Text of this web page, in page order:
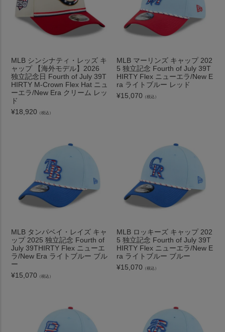
MLB シンシナティ・レッズ キ
ャップ 【海外モデル】2026
独立記念日 Fourth of July 39T
HIRTY M-Crown Flex Hat ニュ
ーエラ/New Era クリーム レッ
ド
¥18,920 （税込）
MLB マーリンズ キャップ 202
5 独立記念 Fourth of July 39T
HIRTY Flex ニューエラ/New E
ra ライトブルー レッド
¥15,070 （税込）
MLB タンパベイ・レイズ キャ
ップ 2025 独立記念 Fourth of
July 39THIRTY Flex ニューエ
ラ/New Era ライトブルー ブル
ー
¥15,070 （税込）
MLB ロッキーズ キャップ 202
5 独立記念 Fourth of July 39T
HIRTY Flex ニューエラ/New E
ra ライトブルー ブルー
¥15,070 （税込）